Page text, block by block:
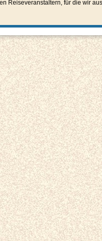
Reiseveranstaltern, für die wir